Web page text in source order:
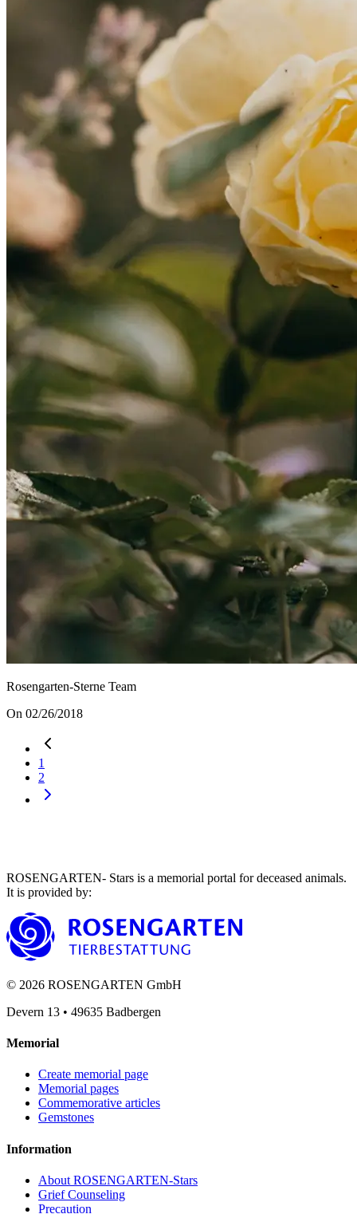
Rosengarten-Sterne Team
On 02/26/2018
1
2
ROSENGARTEN- Stars is a memorial portal for deceased animals.
It is provided by:
© 2026 ROSENGARTEN GmbH
Devern 13 • 49635 Badbergen
Memorial
Create memorial page
Memorial pages
Commemorative articles
Gemstones
Information
About ROSENGARTEN-Stars
Grief Counseling
Precaution